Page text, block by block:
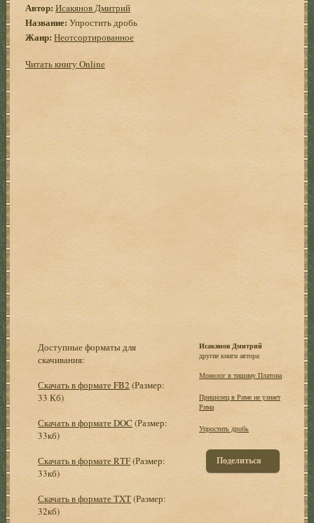
Автор: Исакянов Дмитрий
Название: Упростить дробь
Жанр: Неотсортированное
Читать книгу Online
Доступные форматы для
скачивания:
Скачать в формате FB2 (Размер:
33 Кб)
Скачать в формате DOC (Размер:
33кб)
Скачать в формате RTF(Размер:
33кб)
Скачать в формате TXT(Размер:
32кб)
Исакянов Дмитрий
другие книги автора:
Монолог в тишину Платона
Пришелец в Риме не узнает
Рима
Упростить дробь
Поделиться